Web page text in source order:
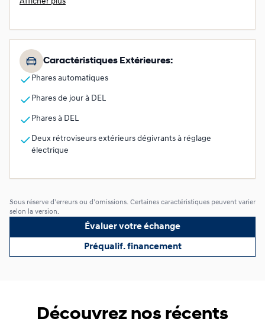
Caractéristiques Extérieures:
Phares automatiques
Phares de jour à DEL
Phares à DEL
Deux rétroviseurs extérieurs dégivrants à réglage
électrique
Sous réserve d’erreurs ou d’omissions. Certaines caractéristiques peuvent varier
selon la version.
Évaluer votre échange
Préqualif. financement
Découvrez nos récents